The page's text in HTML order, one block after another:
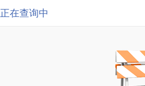
正在查询中